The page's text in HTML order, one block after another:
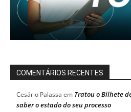
COMENTÁRIOS RECENTES
Cesário Palassa em Tratou o Bilhete
saber o estado do seu processo